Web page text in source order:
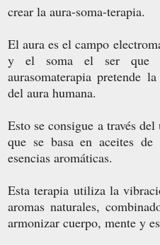
crear la aura-soma-terapia.
El aura es el campo
y el soma el ser que
aurasomaterapia pretende
del aura humana.
Esto se consigue a través
que se basa en aceites
esencias aromáticas.
Esta terapia utiliza la
aromas naturales,
armonizar cuerpo, mente y